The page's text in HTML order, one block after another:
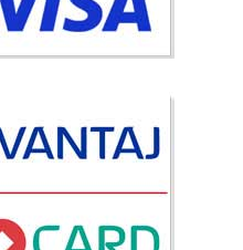
lada depozitare si perne confort |
absolut al acestei canapele gri
de depozitare, un model modern ce